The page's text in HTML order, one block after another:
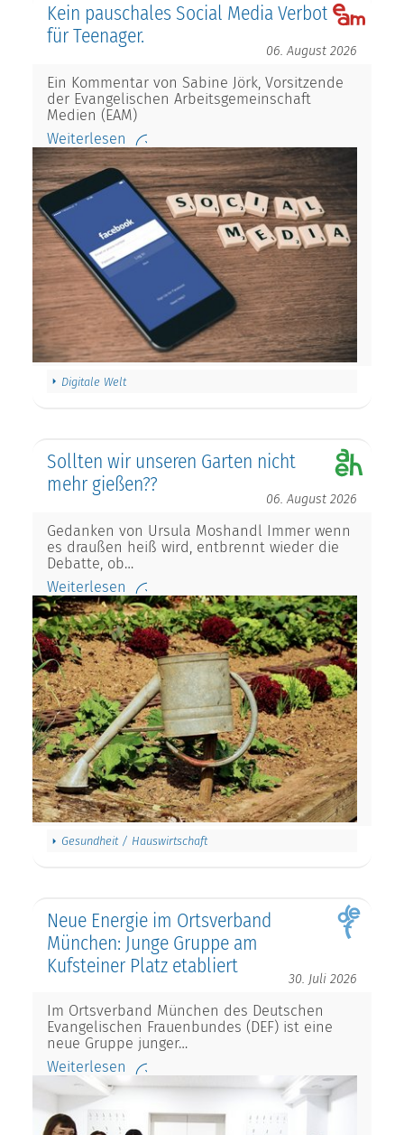
Kein pauschales Social Media Verbot
für Teenager.
06. August 2026
Ein Kommentar von Sabine Jörk, Vorsitzende
der Evangelischen Arbeitsgemeinschaft
Medien (EAM)
Weiterlesen
Digitale Welt
Sollten wir unseren Garten nicht
mehr gießen??
06. August 2026
Gedanken von Ursula Moshandl Immer wenn
es draußen heiß wird, entbrennt wieder die
Debatte, ob…
Weiterlesen
Gesundheit / Hauswirtschaft
Neue Energie im Ortsverband
München: Junge Gruppe am
Kufsteiner Platz etabliert
30. Juli 2026
Im Ortsverband München des Deutschen
Evangelischen Frauenbundes (DEF) ist eine
neue Gruppe junger…
Weiterlesen